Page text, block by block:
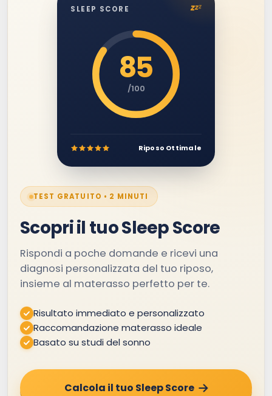
TEST GRATUITO • 2 MINUTI
Scopri il tuo Sleep Score
Rispondi a poche domande e ricevi una
diagnosi personalizzata del tuo riposo,
insieme al materasso perfetto per te.
Risultato immediato e personalizzato
Raccomandazione materasso ideale
Basato su studi del sonno
Calcola il tuo Sleep Score
SLEEP SCORE zzz
85
/100
Riposo Ottimale